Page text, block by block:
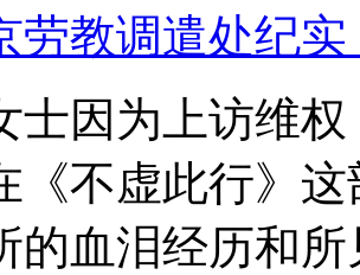
教调遣处纪实
士因为上访维
《不虚此行》
的血泪经历和